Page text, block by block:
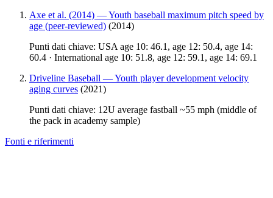
Axe et al. (2014) — Youth baseball maximum pitch speed by
age (peer-reviewed) (2014)
Punti dati chiave: USA age 10: 46.1, age 12: 50.4, age 14:
60.4 · International age 10: 51.8, age 12: 59.1, age 14: 69.1
Driveline Baseball — Youth player development velocity
aging curves (2021)
Punti dati chiave: 12U average fastball ~55 mph (middle of
the pack in academy sample)
Fonti e riferimenti